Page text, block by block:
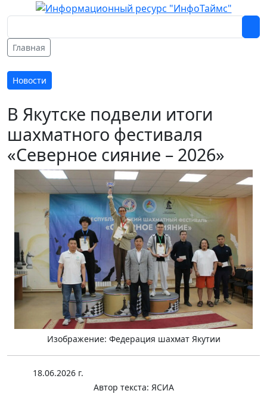
Главная
Новости
В Якутске подвели итоги
шахматного фестиваля
«Северное сияние – 2026»
Изображение: Федерация шахмат Якутии
18.06.2026 г.
Автор текста: ЯСИА